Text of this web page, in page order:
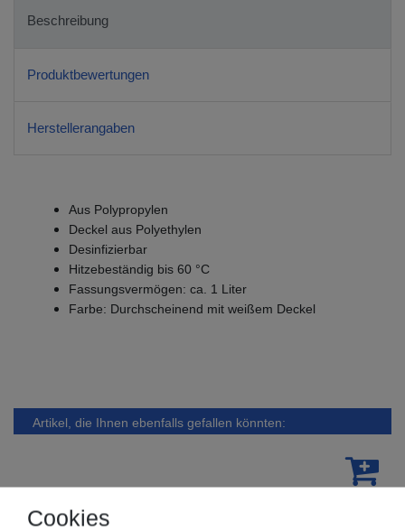
Beschreibung
Produktbewertungen
Herstellerangaben
Aus Polypropylen
Deckel aus Polyethylen
Desinfizierbar
Hitzebeständig bis 60 °C
Fassungsvermögen: ca. 1 Liter
Farbe: Durchscheinend mit weißem Deckel
Artikel, die Ihnen ebenfalls gefallen könnten:
Cookies